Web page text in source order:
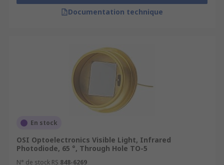
Documentation technique
En stock
OSI Optoelectronics Visible Light, Infrared
Photodiode, 65 °, Through Hole TO-5
N° de stock RS 848-6269